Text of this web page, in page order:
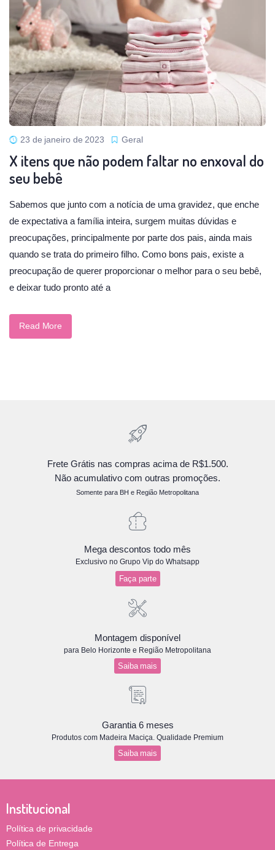
23 de janeiro de 2023 Geral
X itens que não podem faltar no enxoval do
seu bebê
Sabemos que junto com a notícia de uma gravidez, que enche
de expectativa a família inteira, surgem muitas dúvidas e
preocupações, principalmente por parte dos pais, ainda mais
quando se trata do primeiro filho. Como bons pais, existe a
preocupação de querer proporcionar o melhor para o seu bebê,
e deixar tudo pronto até a
Read More
Frete Grátis nas compras acima de R$1.500.
Não acumulativo com outras promoções.
Somente para BH e Região Metropolitana
Mega descontos todo mês
Exclusivo no Grupo Vip do Whatsapp
Faça parte
Montagem disponível
para Belo Horizonte e Região Metropolitana
Saiba mais
Garantia 6 meses
Produtos com Madeira Maciça. Qualidade Premium
Saiba mais
Institucional
Política de privacidade
Política de Entrega